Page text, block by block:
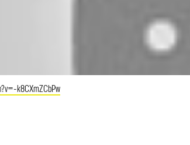
k8CXmZCbPw